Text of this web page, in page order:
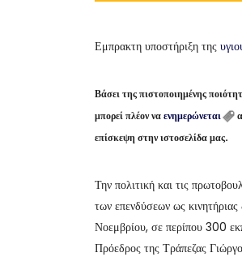
Εμπρακτη υποστήριξη της
Βάσει της πιστοποιημένης
μπορεί πλέον ναενημερώνεται
επίσκεψη στην ιστοσελίδα μας.
Την πολιτική και τις
των επενδύσεων ως
Νοεμβρίου, σε περίπου 300
Πρόεδρος της Τράπεζας